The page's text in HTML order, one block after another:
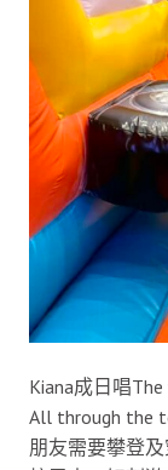
Kiana成日唱
All through the
朋友需要攀登